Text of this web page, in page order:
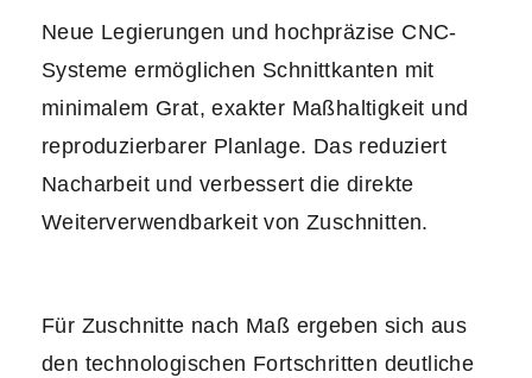
Neue Legierungen und hochpräzise CNC-
Systeme ermöglichen Schnittkanten mit
minimalem Grat, exakter Maßhaltigkeit und
reproduzierbarer Planlage. Das reduziert
Nacharbeit und verbessert die direkte
Weiterverwendbarkeit von Zuschnitten.
Für Zuschnitte nach Maß ergeben sich aus
den technologischen Fortschritten deutliche